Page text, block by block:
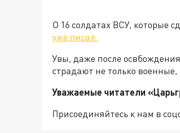
О 16 солдатах ВСУ, которые
уже писал.
Увы, даже после
страдают не только
Уважаемые читатели
Присоединяйтесь к нам в